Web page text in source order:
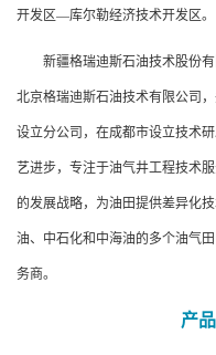
开发区—库尔勒经济技术开发区。
新疆格瑞迪斯石油技术股份
北京格瑞迪斯石油技术有限公司
设立分公司，在成都市设立技术
艺进步，专注于油气井工程技术
的发展战略，为油田提供差异化
油、中石化和中海油的多个油气
务商。
产